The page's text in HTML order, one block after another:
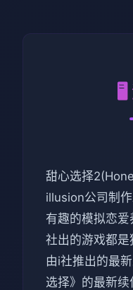
🖥️
甜心选择
illusion公司制
有趣的模拟恋
社出的游戏都
由i社推出的最
选择》的最新